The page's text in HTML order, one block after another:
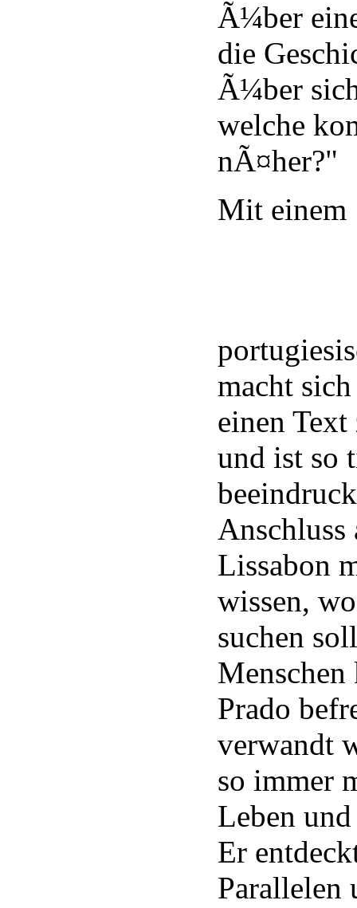
Ã¼ber
die
Ã¼ber
welche
nÃ¤her?"
Mit einem
macht
einen
und ist so
Anschluss
Lissabon
wissen,
suchen
Prado
verwandt
so immer
Leben
Er